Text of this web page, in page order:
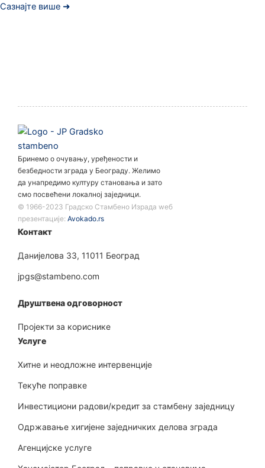
Сазнајте више ➜
Бринемо о очувању, уређености и
безбедности зграда у Београду. Желимо
да унапредимо културу становања и зато
смо посвећени локалној заједници.
©️ 1966-2023 Градско Стамбено Израда wеб
презентације: Avokado.rs
Контакт
Данијелова 33, 11011 Београд
jpgs@stambeno.com
Друштвена одговорност
Пројекти за кориснике
Услуге
Хитне и неодложне интервенције
Текуће поправке
Инвестициони радови/кредит за стамбену заједницу
Одржавање хигијене заједничких делова зграда
Агенцијске услуге